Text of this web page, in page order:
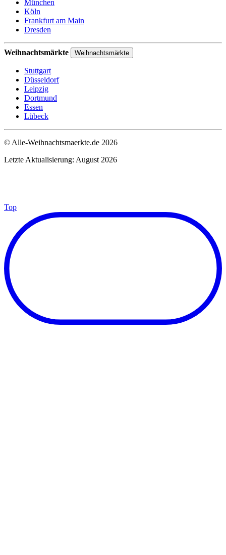
München
Köln
Frankfurt am Main
Dresden
Weihnachtsmärkte Weihnachtsmärkte
Stuttgart
Düsseldorf
Leipzig
Dortmund
Essen
Lübeck
© Alle-Weihnachtsmaerkte.de 2026
Letzte Aktualisierung: August 2026
Top